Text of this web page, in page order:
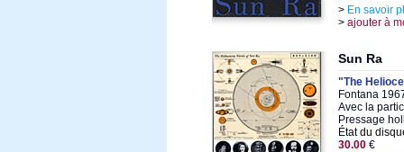
> En savoir
> ajouter à
Sun Ra
"The
Fontana
Avec la
Pressage
État du
30.00 €